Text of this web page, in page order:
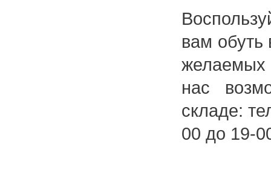
вам обуть
нас
складе:
00 до 19-